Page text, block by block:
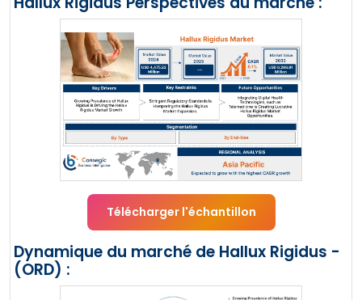
Télécharger l'échantillon
Dynamique du marché de Hallux Rigidus -
(ORD) :